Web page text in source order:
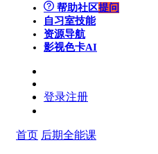
帮助社区提问
自习室技能
资源导航
影视色卡AI
登录注册
首页 后期全能课